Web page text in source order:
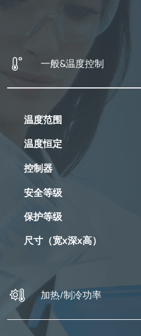
一般&温度控制
温度范围
温度恒定
控制器
安全等级
保护等级
尺寸（宽x深x高）
加热/制冷功率